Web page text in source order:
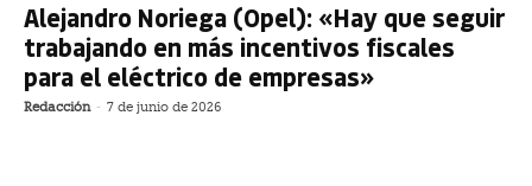
Alejandro Noriega (Opel): «Hay que seguir
trabajando en más incentivos fiscales
para el eléctrico de empresas»
Redacción - 7 de junio de 2026